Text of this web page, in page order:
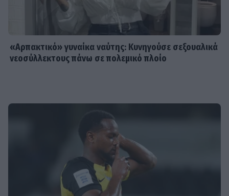
«Αρπακτικό» γυναίκα ναύτης: Κυνηγούσε σεξουαλικά
νεοσύλλεκτους πάνω σε πολεμικό πλοίο